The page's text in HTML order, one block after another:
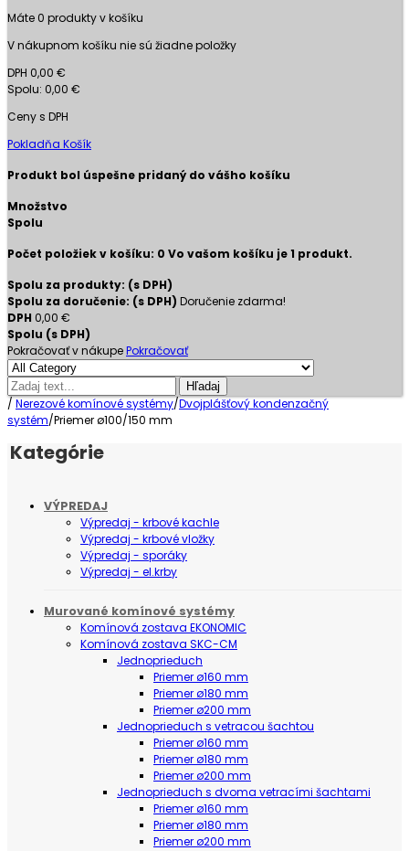
Máte0 produkty v košíku
V nákupnom košíku nie sú žiadne položky
DPH 0,00 €
Spolu: 0,00 €
Ceny s DPH
Pokladňa Košík
Produkt bol úspešne pridaný do vášho košíku
Množstvo
Spolu
Počet položiek v košíku: 0 Vo vašom košíku je 1 produkt.
Spolu za produkty: (s DPH)
Spolu za doručenie: (s DPH) Doručenie zdarma!
DPH 0,00 €
Spolu (s DPH)
Pokračovať v nákupePokračovať
Hľadaj
/ Nerezové komínové systémy/Dvojplášťový kondenzačný
systém/Priemer ø100/150 mm
Kategórie
VÝPREDAJ
Výpredaj - krbové kachle
Výpredaj - krbové vložky
Výpredaj - sporáky
Výpredaj - el.krby
Murované komínové systémy
Komínová zostava EKONOMIC
Komínová zostava SKC-CM
Jednoprieduch
Priemer ø160 mm
Priemer ø180 mm
Priemer ø200 mm
Jednoprieduch s vetracou šachtou
Priemer ø160 mm
Priemer ø180 mm
Priemer ø200 mm
Jednoprieduch s dvoma vetracími šachtami
Priemer ø160 mm
Priemer ø180 mm
Priemer ø200 mm